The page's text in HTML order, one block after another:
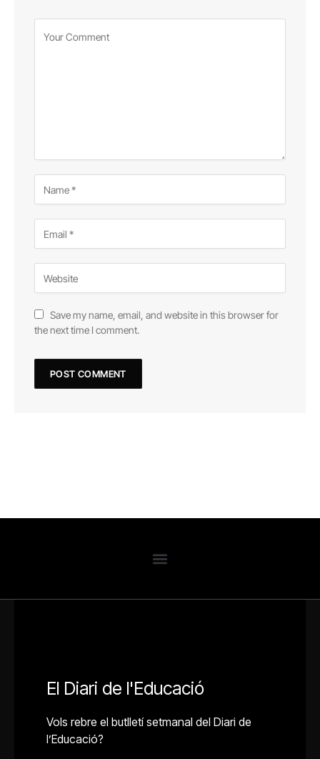
Save my name, email, and website in this browser for
the next time I comment.